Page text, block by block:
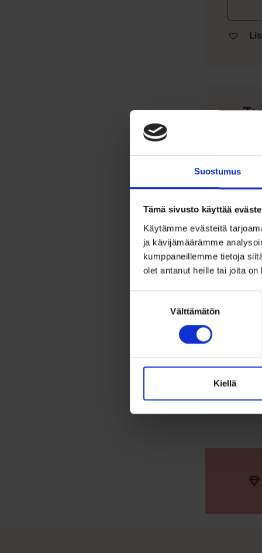
Suostumus
Tämä sivusto käyttää
Käytämme evästeitä
ja kävijämäärämme
kumppaneillemme tietoja
olet antanut heille tai joita
Välttämätön
Kiellä
16